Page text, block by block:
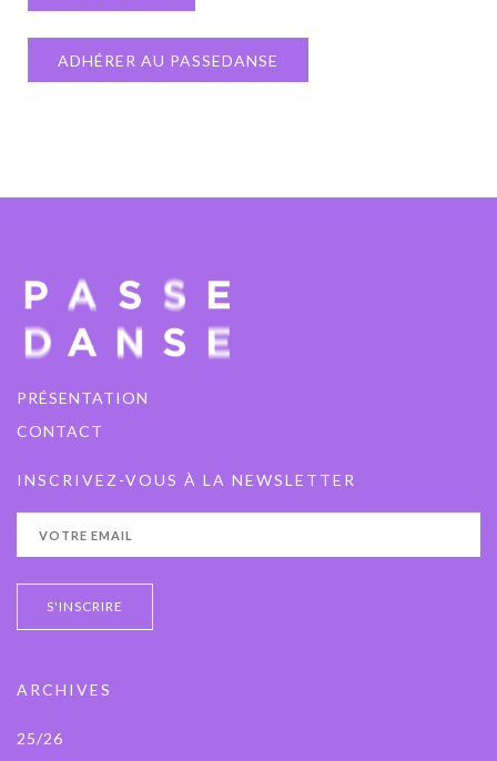
ADHÉRER AU PASSEDANSE
PRÉSENTATION
CONTACT
INSCRIVEZ-VOUS À LA NEWSLETTER
ARCHIVES
25/26